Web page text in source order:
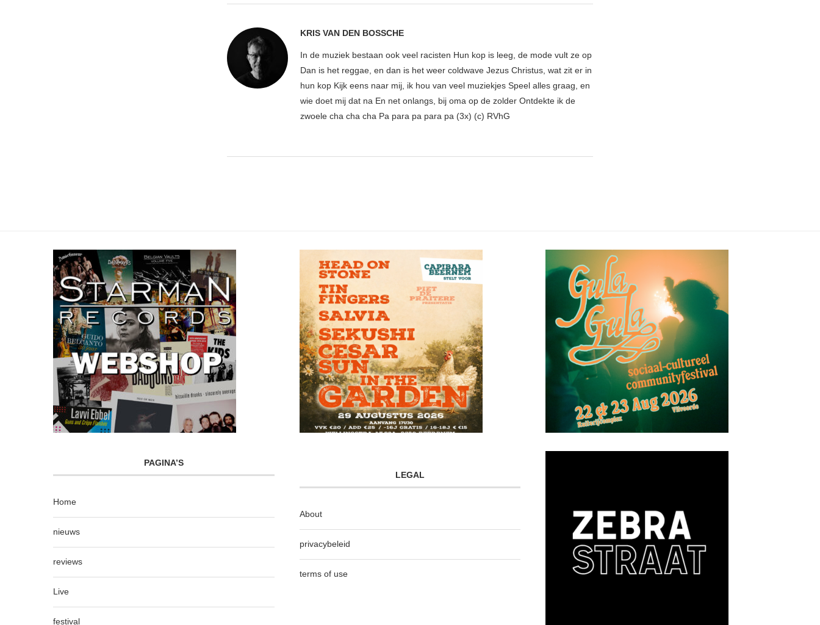
KRIS VAN DEN BOSSCHE
In de muziek bestaan ook veel racisten Hun kop is leeg, de mode vult ze op
Dan is het reggae, en dan is het weer coldwave Jezus Christus, wat zit er in
hun kop Kijk eens naar mij, ik hou van veel muziekjes Speel alles graag, en
wie doet mij dat na En net onlangs, bij oma op de zolder Ontdekte ik de
zwoele cha cha cha Pa para pa para pa (3x) (c) RVhG
PAGINA’S
Home
nieuws
reviews
Live
festival
LEGAL
About
privacybeleid
terms of use